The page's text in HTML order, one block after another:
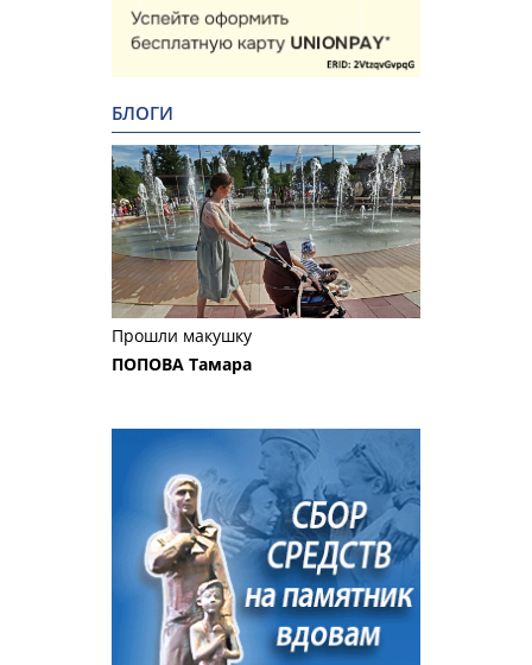
БЛОГИ
Прошли макушку
ПОПОВА Тамара